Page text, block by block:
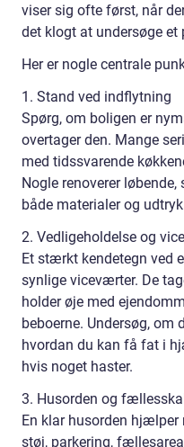
viser sig ofte først, når
det klogt at undersøge
Her er nogle centrale
1. Stand ved indflytning
Spørg, om boligen er
overtager den. Mange
med tidssvarende
Nogle renoverer
både materialer og
2. Vedligeholdelse og
Et stærkt kendetegn ved
synlige viceværter. De
holder øje med
beboerne. Undersøg, om
hvordan du kan få fat i
hvis noget haster.
3. Husorden og
En klar husorden
støj, parkering,